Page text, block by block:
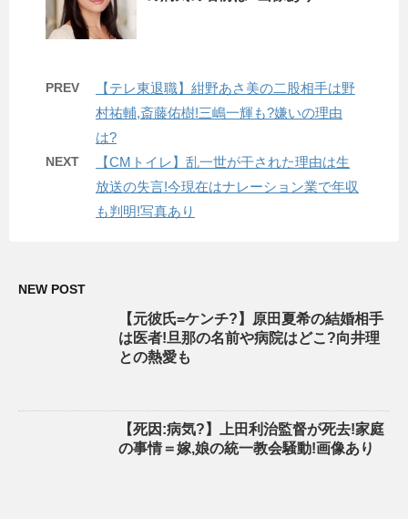
PREV
【テレ東退職】紺野あさ美の二股相手は野
村祐輔,斎藤佑樹!三嶋一輝も?嫌いの理由
は?
NEXT
【CMトイレ】乱一世が干された理由は生
放送の失言!今現在はナレーション業で年収
も判明!写真あり
NEW POST
【元彼氏=ケンチ?】原田夏希の結婚相手
は医者!旦那の名前や病院はどこ?向井理
との熱愛も
【死因:病気?】上田利治監督が死去!家庭
の事情＝嫁,娘の統一教会騒動!画像あり